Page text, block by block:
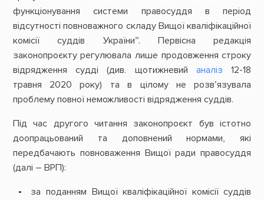
функціонування системи правосуддя в період
відсутності повноважного складу Вищої кваліфікаційної
комісії суддів України”. Первісна редакція
законопроєкту регулювала лише продовження строку
відрядження судді (див. щотижневийаналіз 12-18
травня 2020 року) та в цілому не розв’язувала
проблему повної неможливості відрядження суддів.
Під час другого читання законопроєкт був істотно
доопрацьований та доповнений нормами, які
передбачають повноваження Вищої ради правосуддя
(далі – ВРП):
за поданням Вищої кваліфікаційної комісії суддів